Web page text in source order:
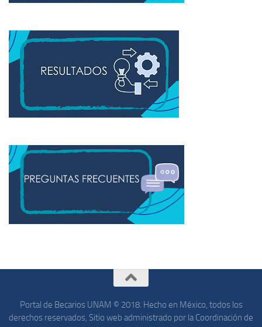
Portal de Becarios UNAM © 2018. Hecho en México, todos los
derechos reservados, Sitio web administrado por la Coordinación de